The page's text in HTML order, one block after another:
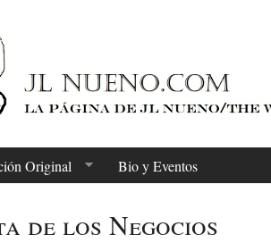
Original Bio y Eventos
de los Negocios